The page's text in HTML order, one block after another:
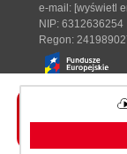
Designed with ♥
e-mail: [wyświetl
NIP: 6312636254
Regon: